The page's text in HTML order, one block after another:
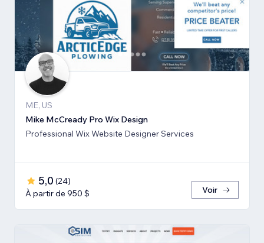
ME, US
Mike McCready Pro Wix Design
Professional Wix Website Designer Services
5,0 (24)
À partir de 950 $
Voir